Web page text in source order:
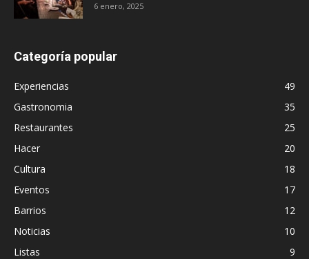
6 enero, 2025
Categoría popular
Experiencias
49
Gastronomia
35
Restaurantes
25
Hacer
20
Cultura
18
Eventos
17
Barrios
12
Noticias
10
Listas
9